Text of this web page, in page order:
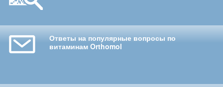
Ответы на популярные вопросы по
витаминам Orthomol